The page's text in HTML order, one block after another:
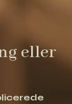
eller